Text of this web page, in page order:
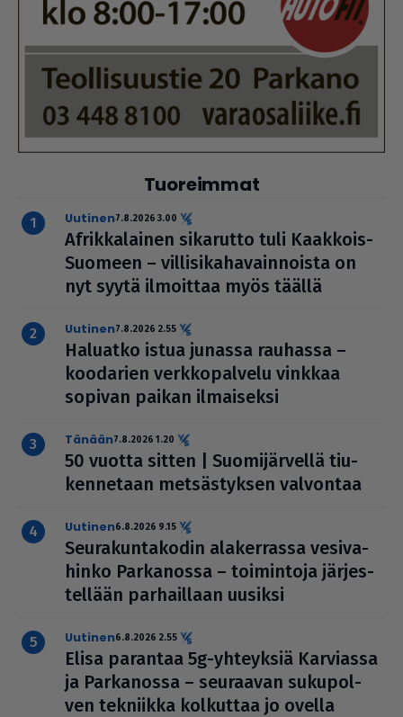
Tuoreimmat
uutinen7.8.2026 3.00
Afrik­ka­lai­nen sikarutto tuli Kaakkois-
Suomeen – vil­li­si­ka­ha­vain­noista on
nyt syytä ilmoittaa myös täällä
uutinen7.8.2026 2.55
Haluatko istua junassa rauhassa –
koodarien verk­ko­pal­velu vinkkaa
sopivan paikan ilmai­seksi
Tänään7.8.2026 1.20
50 vuotta sitten | Suo­mi­jär­vellä tiu­
ken­ne­taan met­säs­tyk­sen valvontaa
uutinen6.8.2026 9.15
Seu­ra­kun­ta­ko­din ala­ker­rassa vesi­va­
hinko Par­ka­nossa – toi­min­toja jär­jes­
tel­lään par­hail­laan uusiksi
uutinen6.8.2026 2.55
Elisa parantaa 5g-yhteyksiä Karviassa
ja Par­ka­nossa – seuraavan suku­pol­
ven tekniikka kolkuttaa jo ovella